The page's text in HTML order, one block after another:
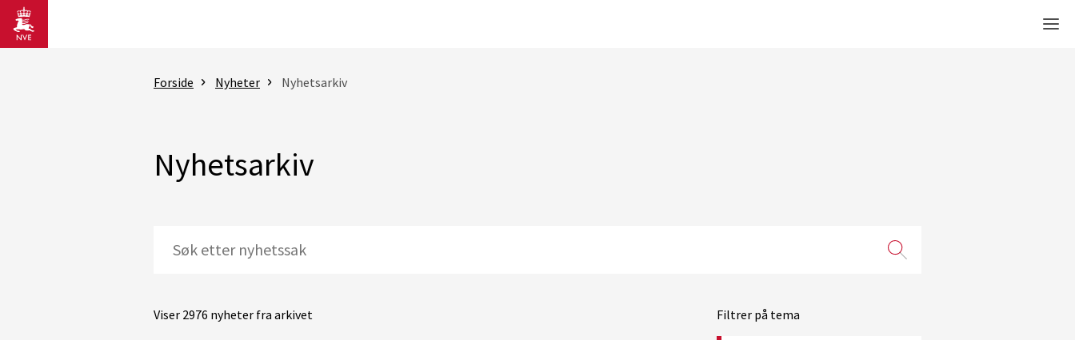
Gå til hovedinnhold
Forside Nyheter Nyhetsarkiv
Nyhetsarkiv
Filtrer på tema
Viser 2976 nyheter fra arkivet